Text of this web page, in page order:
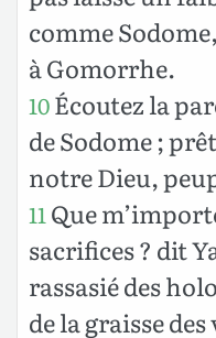
comme
à Gomorrhe.
10Écoutez la
de Sodome ;
notre Dieu,
11Que
sacrifices ? dit
rassasié des
de la graisse